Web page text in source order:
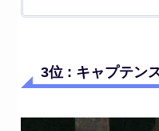
3位 : キャプテン